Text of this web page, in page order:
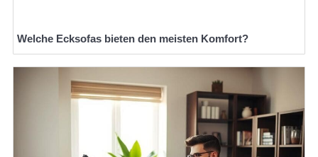
Welche Ecksofas bieten den meisten Komfort?